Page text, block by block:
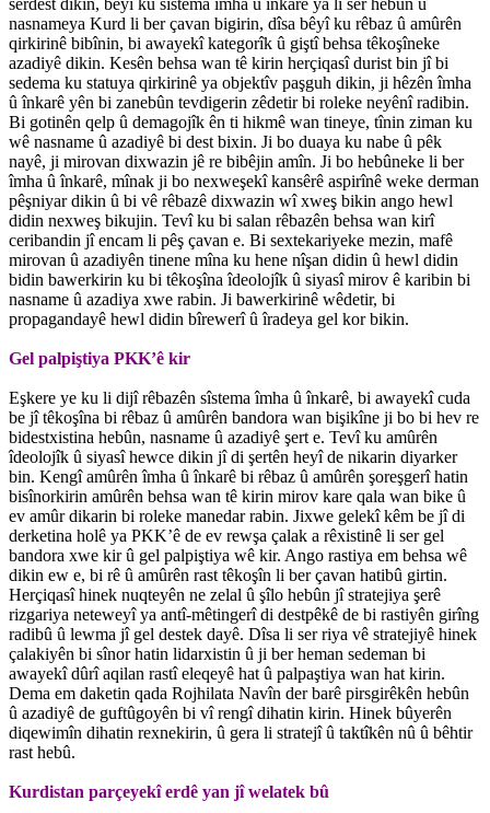
nasnameya Kurd li ber çavan bigirin, dîsa bêyî ku rêbaz û amûrên
qirkirinê bibînin, bi awayekî kategorîk û giştî behsa têkoşîneke
azadiyê dikin. Kesên behsa wan tê kirin herçiqasî durist bin jî bi
sedema ku statuya qirkirinê ya objektîv paşguh dikin, ji hêzên îmha
û înkarê yên bi zanebûn tevdigerin zêdetir bi roleke neyênî radibin.
Bi gotinên qelp û demagojîk ên ti hikmê wan tineye, tînin ziman ku
wê nasname û azadiyê bi dest bixin. Ji bo duaya ku nabe û pêk
nayê, ji mirovan dixwazin jê re bibêjin amîn. Ji bo hebûneke li ber
îmha û înkarê, mînak ji bo nexweşekî kansêrê aspirînê weke derman
pêşniyar dikin û bi vê rêbazê dixwazin wî xweş bikin ango hewl
didin nexweş bikujin. Tevî ku bi salan rêbazên behsa wan kirî
ceribandin jî encam li pêş çavan e. Bi sextekariyeke mezin, mafê
mirovan û azadiyên tinene mîna ku hene nîşan didin û hewl didin
bidin bawerkirin ku bi têkoşîna îdeolojîk û siyasî mirov ê karibin bi
nasname û azadiya xwe rabin. Ji bawerkirinê wêdetir, bi
propagandayê hewl didin bîrewerî û îradeya gel kor bikin.
Gel palpiştiya PKK’ê kir
Eşkere ye ku li dijî rêbazên sîstema îmha û înkarê, bi awayekî cuda
be jî têkoşîna bi rêbaz û amûrên bandora wan bişikîne ji bo bi hev re
bidestxistina hebûn, nasname û azadiyê şert e. Tevî ku amûrên
îdeolojîk û siyasî hewce dikin jî di şertên heyî de nikarin diyarker
bin. Kengî amûrên îmha û înkarê bi rêbaz û amûrên şoreşgerî hatin
bisînorkirin amûrên behsa wan tê kirin mirov kare qala wan bike û
ev amûr dikarin bi roleke manedar rabin. Jixwe gelekî kêm be jî di
derketina holê ya PKK’ê de ev rewşa çalak a rêxistinê li ser gel
bandora xwe kir û gel palpiştiya wê kir. Ango rastiya em behsa wê
dikin ew e, bi rê û amûrên rast têkoşîn li ber çavan hatibû girtin.
Herçiqasî hinek nuqteyên ne zelal û şîlo hebûn jî stratejiya şerê
rizgariya neteweyî ya antî-mêtingerî di destpêkê de bi rastiyên girîng
radibû û lewma jî gel destek dayê. Dîsa li ser riya vê stratejiyê hinek
çalakiyên bi sînor hatin lidarxistin û ji ber heman sedeman bi
awayekî dûrî aqilan rastî eleqeyê hat û palpaştiya wan hat kirin.
Dema em daketin qada Rojhilata Navîn der barê pirsgirêkên hebûn
û azadiyê de guftûgoyên bi vî rengî dihatin kirin. Hinek bûyerên
diqewimîn dihatin rexnekirin, û gera li stratejî û taktîkên nû û bêhtir
rast hebû.
Kurdistan parçeyekî erdê yan jî welatek bû